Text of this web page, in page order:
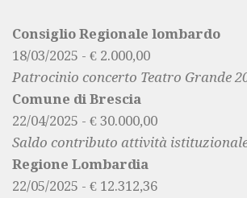
Consiglio Regionale lombardo
18/03/2025 - € 2.000,00
Patrocinio concerto Teatro Grande
Comune di Brescia
22/04/2025 - € 30.000,00
Saldo contributo attività
Regione Lombardia
22/05/2025 - € 12.312,36